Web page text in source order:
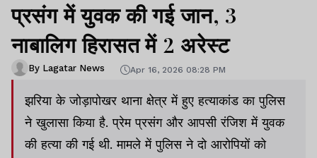
प्रसंग में युवक की गई जान, 3
नाबालिग हिरासत में 2 अरेस्ट
By Lagatar News Apr 16, 2026 08:28 PM
झरिया के जोड़ापोखर थाना क्षेत्र में हुए हत्याकांड का पुलिस
ने खुलासा किया है. प्रेम प्रसंग और आपसी रंजिश में युवक
की हत्या की गई थी. मामले में पुलिस ने दो आरोपियों को